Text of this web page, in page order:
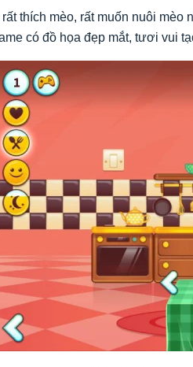
rất thích mèo, rất muốn nuôi
có đồ họa đẹp mắt, tươi vui